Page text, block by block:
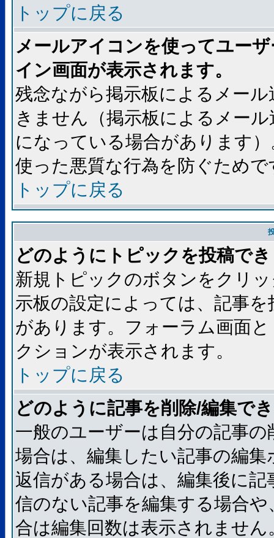
トップに戻る
メールアイコンを使ってユー
イン画面が表示されます。
残念ながら掲示板によるメー
きません（掲示板によるメー
になっている場合があります
使った悪質な行為を防ぐためで
トップに戻る
どのようにトピックを投稿で
新規トピックのボタンをクリ
示板の設定によっては、記事
があります。フォーラム画面
クションが表示されます。
トップに戻る
どのように記事を削除/編集で
一般のユーザーは自分の記事
場合は、編集したい記事の編
返信がある場合は、編集後に
信のない記事を編集する場合
合は編集回数は表示されませ